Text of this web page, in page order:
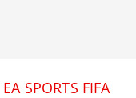
EA SPORTS FIFA